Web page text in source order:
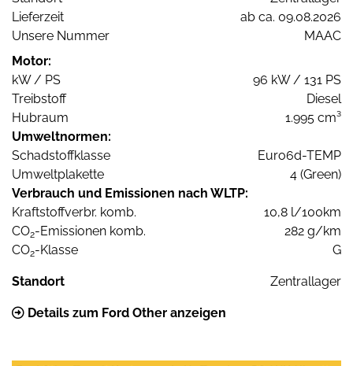
Lieferzeit
ab ca. 09.08.2026
Unsere Nummer
MAAC
Motor:
kW / PS
96 kW / 131 PS
Treibstoff
Diesel
Hubraum
1.995 cm³
Umweltnormen:
Schadstoffklasse
Euro6d-TEMP
Umweltplakette
4 (Green)
Verbrauch und Emissionen nach WLTP:
Kraftstoffverbr. komb.
10,8 l/100km
CO2-Emissionen komb.
282 g/km
CO2-Klasse G
Standort Zentrallager
Details zum Ford Other anzeigen